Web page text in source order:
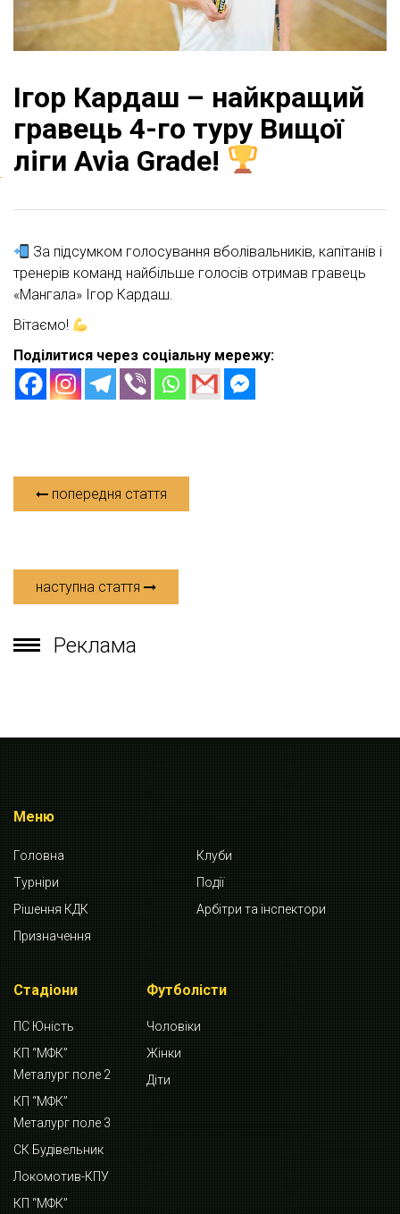
Ігор Кардаш – найкращий
гравець 4-го туру Вищої
ліги Avia Grade!
За підсумком голосування вболівальників, капітанів і
тренерів команд найбільше голосів отримав гравець
«Мангала» Ігор Кардаш.
Вітаємо!
Поділитися через соціальну мережу:
попередня стаття
наступна стаття
Реклама
Меню
Головна
Клуби
Турніри
Події
Рішення КДК
Арбітри та інспектори
Призначення
Стадіони
ПС Юність
КП “МФК”
Металург поле 2
КП “МФК”
Металург поле 3
СК Будівельник
Локомотив-КПУ
КП “МФК”
Футболісти
Чоловіки
Жінки
Діти